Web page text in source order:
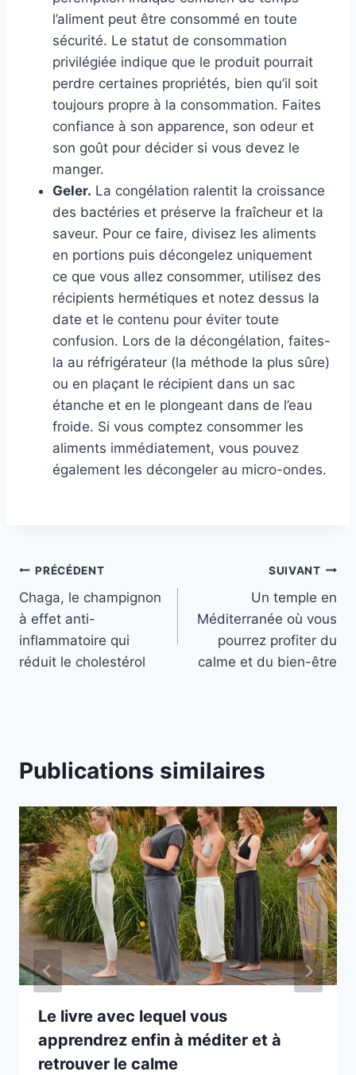
l’aliment peut être consommé en toute
sécurité. Le statut de consommation
privilégiée indique que le produit pourrait
perdre certaines propriétés, bien qu’il soit
toujours propre à la consommation. Faites
confiance à son apparence, son odeur et
son goût pour décider si vous devez le
manger.
Geler. La congélation ralentit la croissance
des bactéries et préserve la fraîcheur et la
saveur. Pour ce faire, divisez les aliments
en portions puis décongelez uniquement
ce que vous allez consommer, utilisez des
récipients hermétiques et notez dessus la
date et le contenu pour éviter toute
confusion. Lors de la décongélation, faites-
la au réfrigérateur (la méthode la plus sûre)
ou en plaçant le récipient dans un sac
étanche et en le plongeant dans de l’eau
froide. Si vous comptez consommer les
aliments immédiatement, vous pouvez
également les décongeler au micro-ondes.
Navigation
de
l’article
PRÉCÉDENT
Chaga, le champignon
à effet anti-
inflammatoire qui
réduit le cholestérol
SUIVANT
Un temple en
Méditerranée où vous
pourrez profiter du
calme et du bien-être
Publications similaires
Le livre avec lequel vous
apprendrez enfin à méditer et à
retrouver le calme